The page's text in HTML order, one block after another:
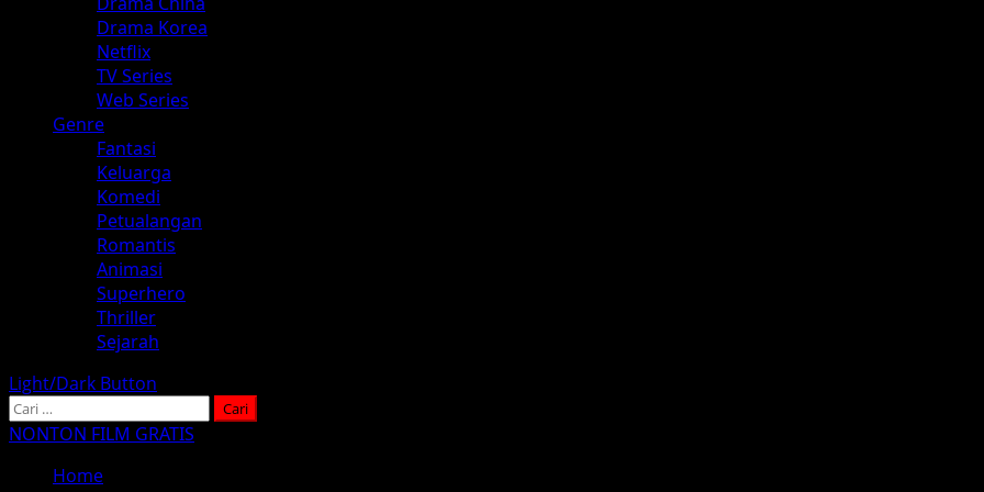
Drama Korea
Netflix
TV Series
Web Series
Genre
Fantasi
Keluarga
Komedi
Petualangan
Romantis
Animasi
Superhero
Thriller
Sejarah
Light/Dark Button
Cari
untuk:
NONTON FILM GRATIS
Home